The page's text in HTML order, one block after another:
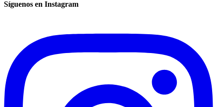
Síguenos en Instagram